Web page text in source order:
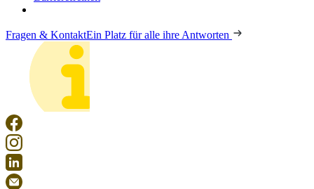
Fragen & KontaktEin Platz für alle ihre Antworten